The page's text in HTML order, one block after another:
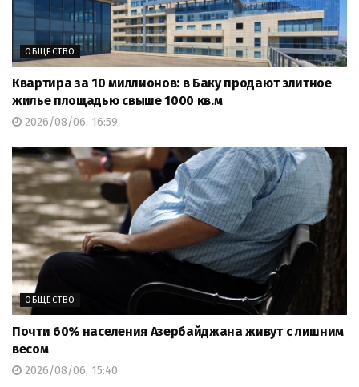
ОБЩЕСТВО
Квартира за 10 миллионов: в Баку продают элитное
жилье площадью свыше 1000 кв.м
2026/08/06, 16:59
ОБЩЕСТВО
Почти 60% населения Азербайджана живут с лишним
весом
2026/08/06, 15:40